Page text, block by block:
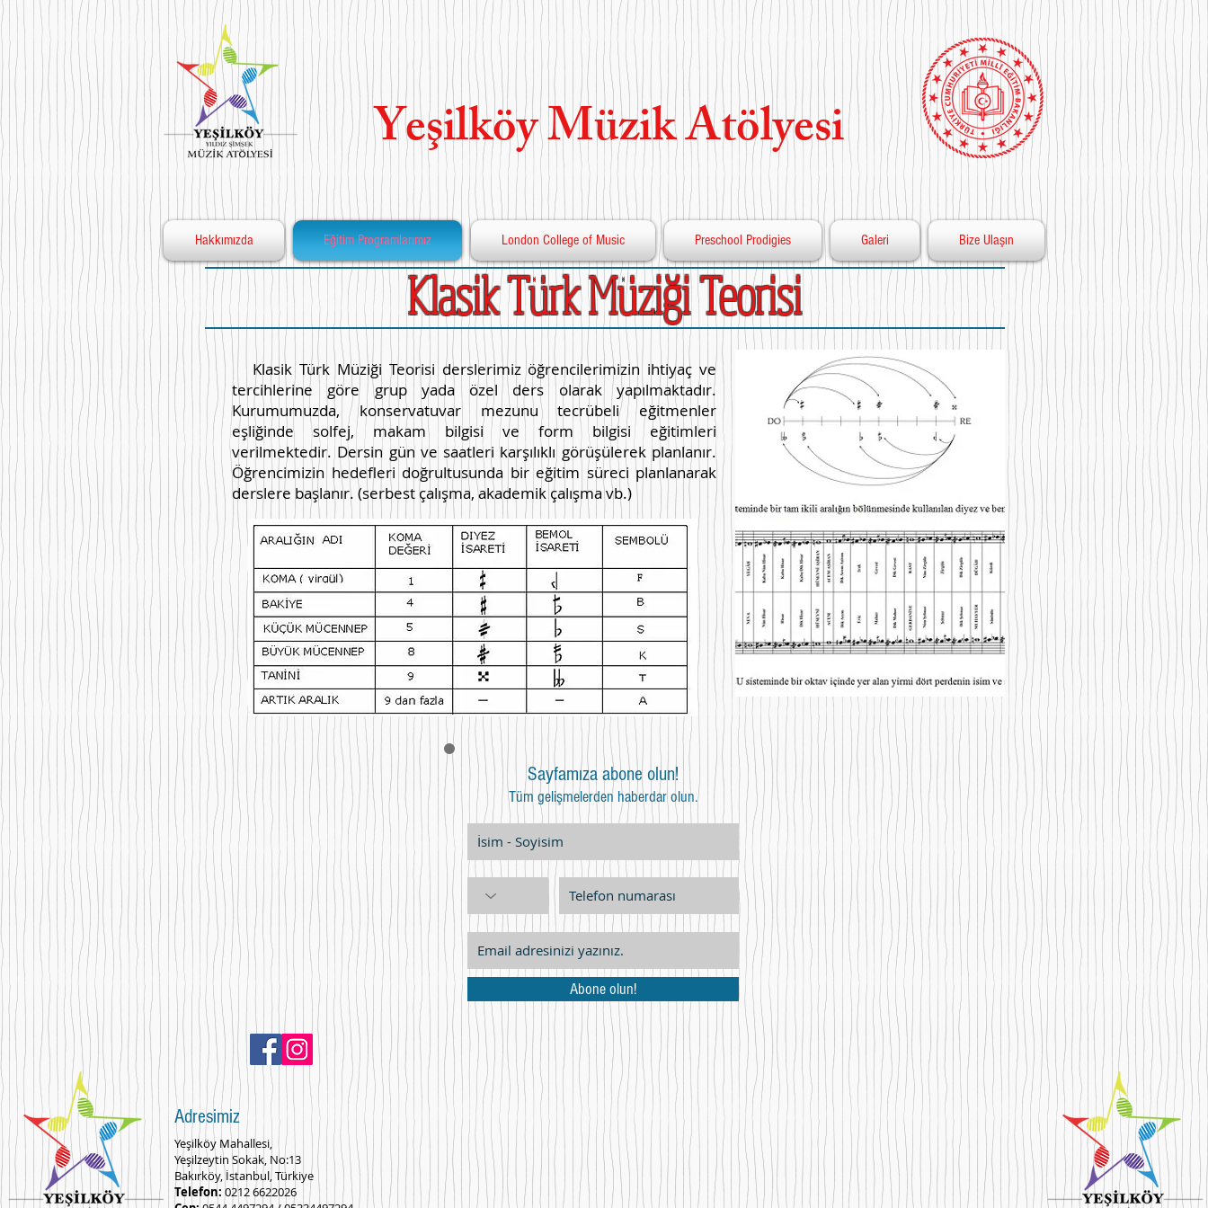
Yeşilköy Müzik Atölyesi
Hakkımızda Eğitim Programlarımız London College of Music Preschool Prodigies Galeri Bize Ulaşın
Klasik Türk Müziği Teorisi
Klasik Türk Müziği Teorisi derslerimiz öğrencilerimizin ihtiyaç ve
tercihlerine göre grup yada özel ders olarak yapılmaktadır.
Kurumumuzda, konservatuvar mezunu tecrübeli eğitmenler
eşliğinde solfej, makam bilgisi ve form bilgisi eğitimleri
verilmektedir. Dersin gün ve saatleri karşılıklı görüşülerek planlanır.
Öğrencimizin hedefleri doğrultusunda bir eğitim süreci planlanarak
derslere başlanır. (serbest çalışma, akademik çalışmavb.)
Sayfamıza abone olun!
Tüm gelişmelerden haberdar olun.
Abone olun!
Adresimiz
Yeşilköy Mahallesi,
Yeşilzeytin Sokak, No:13
Bakırköy, İstanbul, Türkiye
Telefon: 0212 6622026